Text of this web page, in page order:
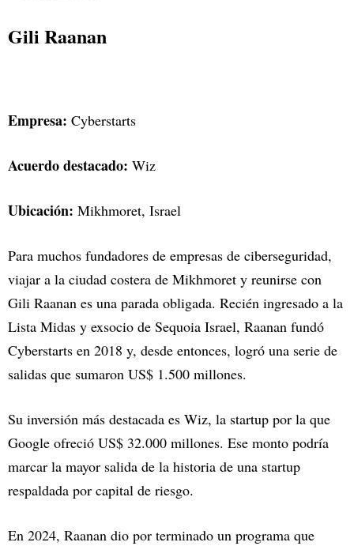
Gili Raanan
Empresa: Cyberstarts
Acuerdo destacado: Wiz
Ubicación: Mikhmoret, Israel
Para muchos fundadores de empresas de ciberseguridad,
viajar a la ciudad costera de Mikhmoret y reunirse con
Gili Raanan es una parada obligada. Recién ingresado a la
Lista Midas y exsocio de Sequoia Israel, Raanan fundó
Cyberstarts en 2018 y, desde entonces, logró una serie de
salidas que sumaron US$ 1.500 millones.
Su inversión más destacada es Wiz, la startup por la que
Google ofreció US$ 32.000 millones. Ese monto podría
marcar la mayor salida de la historia de una startup
respaldada por capital de riesgo.
En 2024, Raanan dio por terminado un programa que